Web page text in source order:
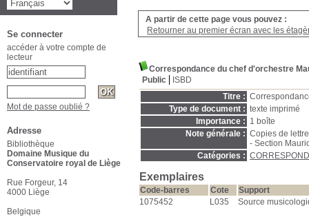
A partir de cette page vous pouvez :
Retourner au premier écran avec les
Correspondance du chef d'orchestre
Public
ISBD
Titre :
Type de document : texte imprimé
Importance : 1 boîte
Note générale : Copies de
- Section
Catégories :
Exemplaires
Code-barres Cote
Support
1075452
L035 Source
Se connecter
accéder à votre compte de
lecteur
Mot de passe oublié ?
Adresse
Bibliothèque
Domaine Musique du
Conservatoire royal de Liège
Rue Forgeur, 14
4000 Liège
Belgique